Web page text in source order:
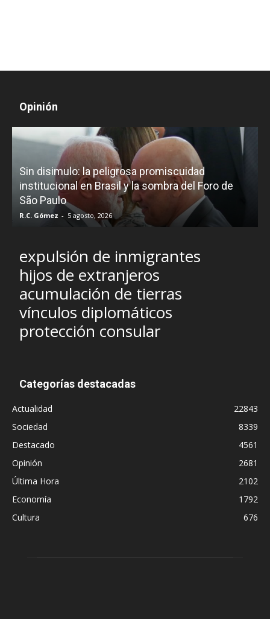
Opinión
Sin disimulo: la peligrosa promiscuidad
institucional en Brasil y la sombra del Foro de
São Paulo
R.C. Gómez - 5 agosto, 2026
expulsión de inmigrantes
hijos de extranjeros
acumulación de tierras
vínculos diplomáticos
protección consular
Categorías destacadas
Actualidad
22843
Sociedad
8339
Destacado
4561
Opinión
2681
Última Hora
2102
Economía
1792
Cultura
676